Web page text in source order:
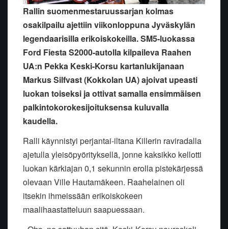
Rallin suomenmestaruussarjan kolmas
osakilpailu ajettiin viikonloppuna Jyväskylän
legendaarisilla erikoiskokeilla. SM5-luokassa
Ford Fiesta S2000-autolla kilpaileva Raahen
UA:n Pekka Keski-Korsu kartanlukijanaan
Markus Silfvast (Kokkolan UA) ajoivat upeasti
luokan toiseksi ja ottivat samalla ensimmäisen
palkintokorokesijoituksensa kuluvalla
kaudella.
Ralli käynnistyi perjantai-iltana Killerin raviradalla
ajetulla yleisöpyörityksellä, jonne kaksikko kellotti
luokan kärkiajan 0,1 sekunnin erolla pistekärjessä
olevaan Ville Hautamäkeen. Raahelainen oli
itsekin ihmeissään erikoiskokeen
maalihaastatteluun saapuessaan.